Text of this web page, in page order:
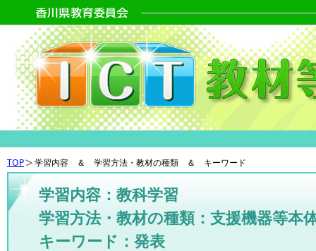
TOP 学習内容 ＆ 学習方法・教材の種類 ＆ キーワード
学習内容：教科学習
学習方法・教材の種類：支援機器等本
キーワード：発表